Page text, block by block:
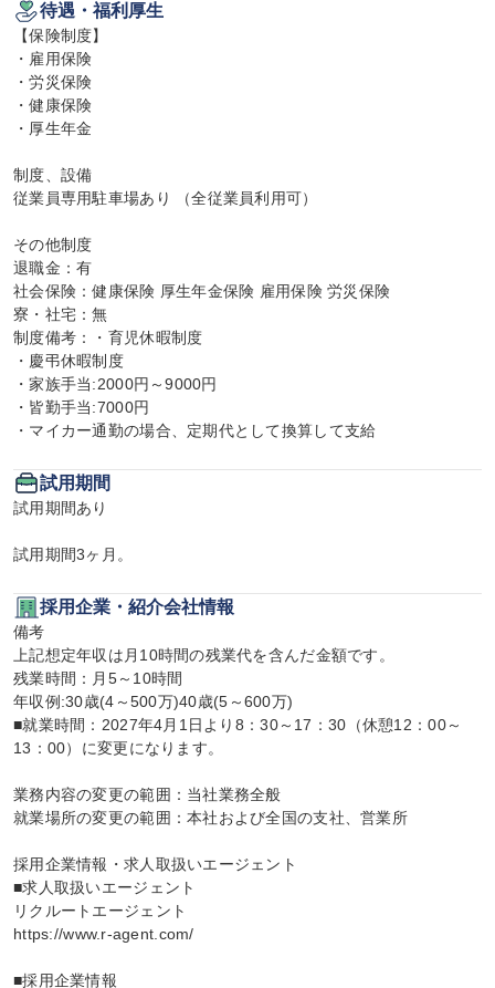
待遇・福利厚生
【保険制度】
・雇用保険
・労災保険
・健康保険
・厚生年金
制度、設備
従業員専用駐車場あり （全従業員利用可）
その他制度
退職金：有
社会保険：健康保険 厚生年金保険 雇用保険 労災保険
寮・社宅：無
制度備考：・育児休暇制度
・慶弔休暇制度
・家族手当:2000円～9000円
・皆勤手当:7000円
・マイカー通勤の場合、定期代として換算して支給
試用期間
試用期間あり
試用期間3ヶ月。
採用企業・紹介会社情報
備考
上記想定年収は月10時間の残業代を含んだ金額です。
残業時間：月5～10時間
年収例:30歳(4～500万)40歳(5～600万)
■就業時間：2027年4月1日より8：30～17：30（休憩12：00～
13：00）に変更になります。
業務内容の変更の範囲：当社業務全般
就業場所の変更の範囲：本社および全国の支社、営業所
採用企業情報・求人取扱いエージェント
■求人取扱いエージェント
リクルートエージェント
https://www.r-agent.com/
■採用企業情報